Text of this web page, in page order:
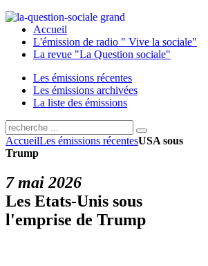
Accueil
L'émission de radio " Vive la sociale"
La revue "La Question sociale"
Les émissions récentes
Les émissions archivées
La liste des émissions
AccueilLes émissions récentesUSA sous
Trump
7 mai 2026
Les Etats-Unis sous
l'emprise de Trump